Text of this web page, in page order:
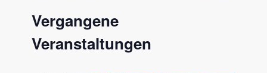
wählen.
Vergangene
Veranstaltungen